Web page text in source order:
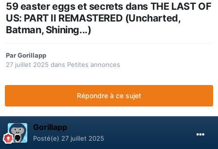
59 easter eggs et secrets dans THE LAST OF
US: PART II REMASTERED (Uncharted,
Batman, Shining...)
ParGorillapp
27 juillet 2025 dans Petites annonces
Répondre à ce sujet
Gorillapp
Posté(e) 27 juillet 2025